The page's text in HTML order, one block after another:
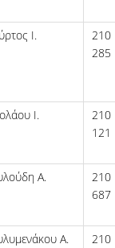
ΣΠΟΥΔΩΝ
Ι.
285
Ι.
121
Α.
687
Α.